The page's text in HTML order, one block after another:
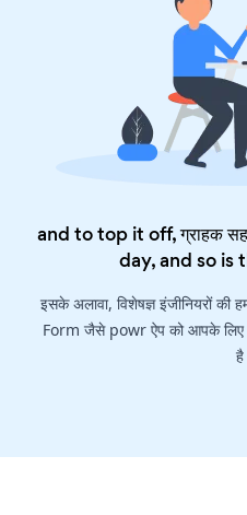
and to top it off, ग्राहक
day, and so is
इसके अलावा, विशेषज्ञ इंजीनियरों
Form जैसे powr ऐप को आपके लिए